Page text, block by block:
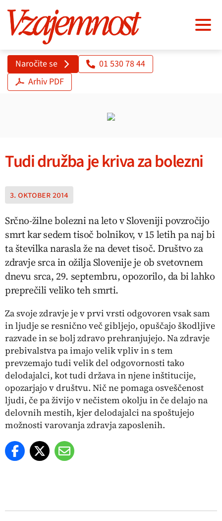
Naročite se
01 530 78 44
Arhiv PDF
Tudi družba je kriva za bolezni
3. oktober 2014
Srčno-žilne bolezni na leto v Sloveniji povzročijo
smrt kar sedem tisoč bolnikov, v 15 letih pa naj bi
ta številka narasla že na devet tisoč. Društvo za
zdravje srca in ožilja Slovenije je ob svetovnem
dnevu srca, 29. septembru, opozorilo, da bi lahko
preprečili veliko teh smrti.
Za svoje zdravje je v prvi vrsti odgovoren vsak sam
in ljudje se resnično več gibljejo, opuščajo škodljive
razvade in se bolj zdravo prehranjujejo. Na zdravje
prebivalstva pa imajo velik vpliv in s tem
prevzemajo tudi velik del odgovornosti tako
delodajalci, kot tudi država in njene inštitucije,
opozarjajo v društvu. Nič ne pomaga osveščenost
ljudi, če pa živijo v nečistem okolju in če delajo na
delovnih mestih, kjer delodajalci na spoštujejo
možnosti varovanja zdravja zaposlenih.